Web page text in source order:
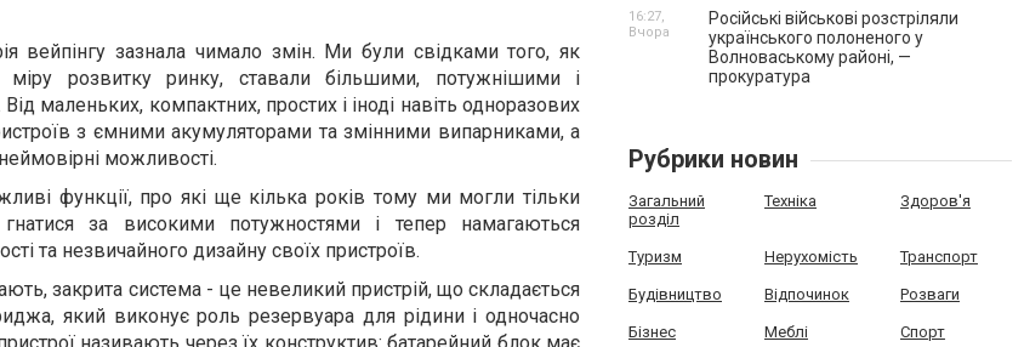
вейпінгу зазнала чимало змін. Ми були свідками того, як
міру розвитку ринку, ставали більшими, потужнішими і
маленьких, компактних, простих і іноді навіть одноразових
з ємними акумуляторами та змінними випарниками, а
можливості.
функції, про які ще кілька років тому ми могли тільки
за високими потужностями і тепер намагаються
та незвичайного дизайну своїх пристроїв.
закрита система - це невеликий пристрій, що складається
який виконує роль резервуара для рідини і одночасно
Російські військові розстріляли
українського полоненого у
Волноваському районі, —
прокуратура
16:27,
Вчора
Рубрики новин
Загальний
розділ
Техніка Здоров'я
Туризм Нерухомість Транспорт
Будівництво Відпочинок Розваги
Бізнес Меблі Спорт